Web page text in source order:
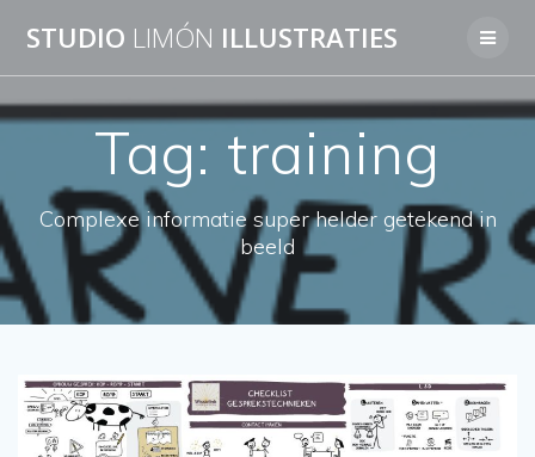
to
STUDIO LIMÓN ILLUSTRATIES
Tag: training
Complexe informatie super helder getekend in
beeld